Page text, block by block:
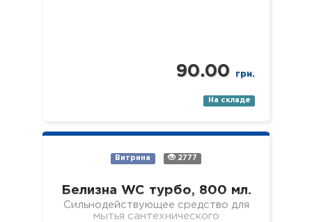
90.00 грн.
На складе
Витрина 2777
Белизна WC турбо, 800 мл.
Сильнодействующее средство для
мытья сантехнического